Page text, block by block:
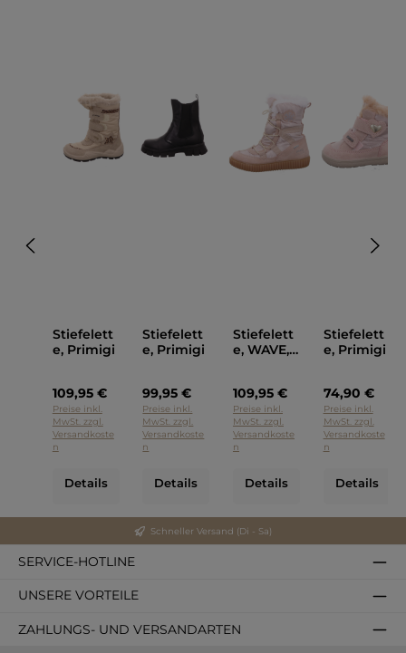
Stiefelett
e, Primigi
109,95 €
Preise inkl.
MwSt. zzgl.
Versandkoste
n
Details
Stiefelett
e, Primigi
99,95 €
Preise inkl.
MwSt. zzgl.
Versandkoste
n
Details
Stiefelett
e, WAVE,
109,95 €
Preise inkl.
MwSt. zzgl.
Versandkoste
n
Details
Stiefelett
e, Primigi
74,90 €
Preise inkl.
MwSt. zzgl.
Versandkoste
n
Details
Schneller Versand (Di - Sa)
SERVICE-HOTLINE
UNSERE VORTEILE
ZAHLUNGS- UND VERSANDARTEN